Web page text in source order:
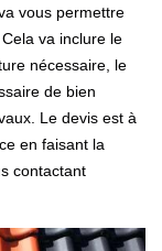
vous permettre
va inclure le
nécessaire, le
de bien
Le devis est à
en faisant la
contactant